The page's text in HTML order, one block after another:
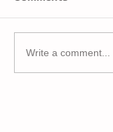
Write a comment...